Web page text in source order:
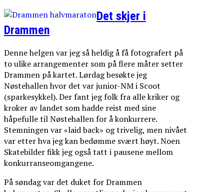
Det skjer i
Drammen
Denne helgen var jeg så heldig å få fotografert på
to ulike arrangementer som på flere måter setter
Drammen på kartet. Lørdag besøkte jeg
Nøstehallen hvor det var junior-NM i Scoot
(sparkesykkel). Der fant jeg folk fra alle kriker og
kroker av landet som hadde reist med sine
håpefulle til Nøstehallen for å konkurrere.
Stemningen var «laid back» og trivelig, men nivået
var etter hva jeg kan bedømme svært høyt. Noen
Skatebilder fikk jeg også tatt i pausene mellom
konkurranseomgangene.
På søndag var det duket for Drammen